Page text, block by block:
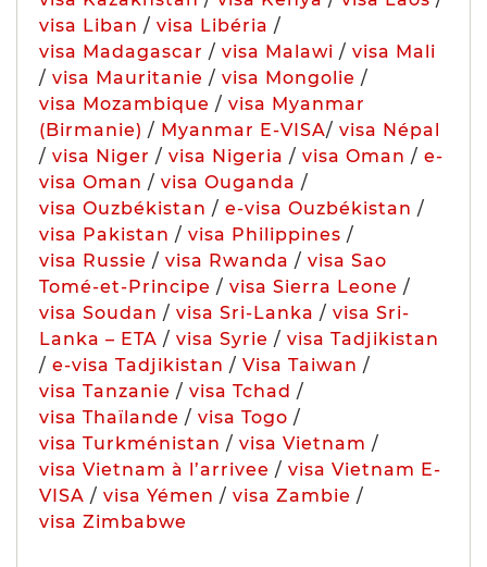
visa Liban / visa Libéria /
visa Madagascar / visa Malawi / visa Mali
/ visa Mauritanie / visa Mongolie /
visa Mozambique / visa Myanmar
(Birmanie) / Myanmar E-VISA/ visa Népal
/ visa Niger / visa Nigeria / visa Oman / e-
visa Oman / visa Ouganda /
visa Ouzbékistan / e-visa Ouzbékistan /
visa Pakistan / visa Philippines /
visa Russie / visa Rwanda / visa Sao
Tomé-et-Principe / visa Sierra Leone /
visa Soudan / visa Sri-Lanka / visa Sri-
Lanka – ETA / visa Syrie / visa Tadjikistan
/ e-visa Tadjikistan / Visa Taiwan /
visa Tanzanie / visa Tchad /
visa Thaïlande / visa Togo /
visa Turkménistan / visa Vietnam /
visa Vietnam à l’arrivee / visa Vietnam E-
VISA / visa Yémen / visa Zambie /
visa Zimbabwe